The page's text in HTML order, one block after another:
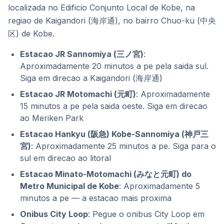
localizada no Edificio Conjunto Local de Kobe, na
regiao de Kaigandori (海岸通), no bairro Chuo-ku (中央
区) de Kobe.
Estacao JR Sannomiya (三ノ宮):
Aproximadamente 20 minutos a pe pela saida sul.
Siga em direcao a Kaigandori (海岸通)
Estacao JR Motomachi (元町): Aproximadamente
15 minutos a pe pela saida oeste. Siga em direcao
ao Meriken Park
Estacao Hankyu (阪急) Kobe-Sannomiya (神戸三
宮): Aproximadamente 25 minutos a pe. Siga para o
sul em direcao ao litoral
Estacao Minato-Motomachi (みなと元町) do
Metro Municipal de Kobe: Aproximadamente 5
minutos a pe — a estacao mais proxima
Onibus City Loop: Pegue o onibus City Loop em